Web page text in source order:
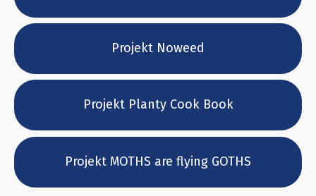
Projekt Noweed
Projekt Planty Cook Book
Projekt MOTHS are flying GOTHS